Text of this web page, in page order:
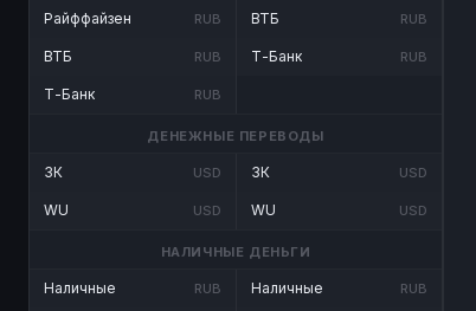
Райффайзен RUB
ВТБ RUB
Т-Банк RUB
ВТБ RUB
Т-Банк RUB
ДЕНЕЖНЫЕ ПЕРЕВОДЫ
ЗК USD
WU USD
ЗК USD
WU USD
НАЛИЧНЫЕ ДЕНЬГИ
Наличные RUB Наличные RUB